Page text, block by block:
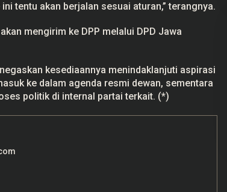
tentu akan berjalan sesuai aturan,” terangnya.
mengirim ke DPP melalui DPD Jawa
kesediaannya menindaklanjuti aspirasi
ke dalam agenda resmi dewan, sementara
politik di internal partai terkait. (*)